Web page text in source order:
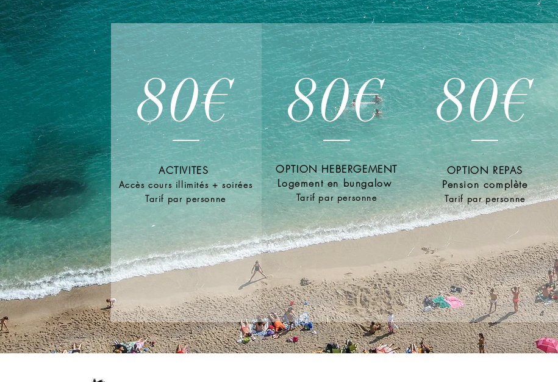
80€
ACTIVITES
Accès cours illimités + soirées
Tarif par personne
80€
OPTION HEBERGEMENT
Logement en bungalow
Tarif par personne
80€
OPTION REPAS
Pension complète
Tarif par personne